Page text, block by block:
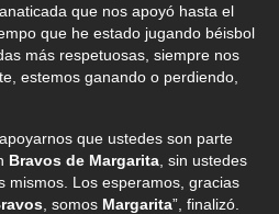
que nos apoyó hasta el
que he estado jugando béisbol
más respetuosas, siempre nos
estemos ganando o perdiendo,
que ustedes son parte
Bravos de Margarita , sin ustedes
mismos. Los esperamos, gracias
, somos Margarita”, finalizó.